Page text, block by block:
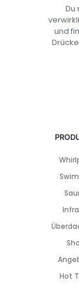
Du
und
Hot